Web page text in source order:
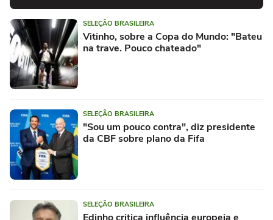
SELEÇÃO BRASILEIRA
Vitinho, sobre a Copa do Mundo: "Bateu
na trave. Pouco chateado"
SELEÇÃO BRASILEIRA
"Sou um pouco contra", diz presidente
da CBF sobre plano da Fifa
SELEÇÃO BRASILEIRA